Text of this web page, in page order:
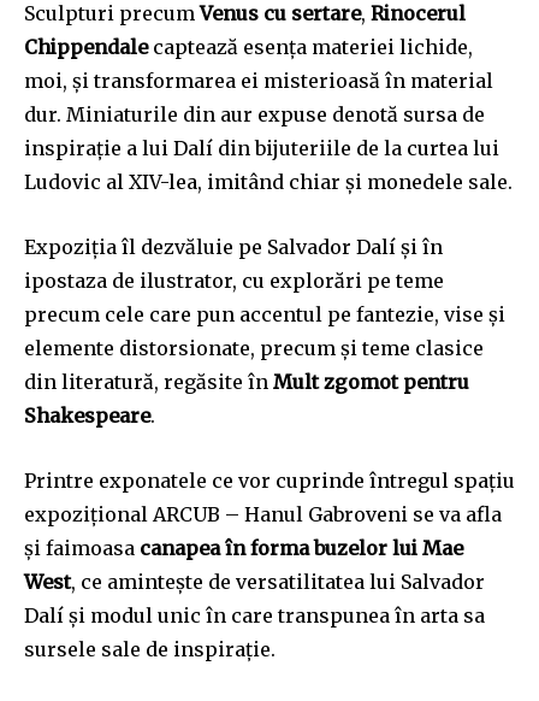
Sculpturi precumVenus cu sertare, Rinocerul
Chippendalecaptează esența materiei lichide,
moi, și transformarea ei misterioasă în material
dur. Miniaturile din aur expuse denotă sursa de
inspirație a lui Dalí din bijuteriile de la curtea lui
Ludovic al XIV-lea, imitând chiar și monedele sale.
Expoziția îl dezvăluie pe Salvador Dalí și în
ipostaza de ilustrator, cu explorări pe teme
precum cele care pun accentul pe fantezie, vise și
elemente distorsionate, precum și teme clasice
din literatură, regăsite în Mult zgomot pentru
Shakespeare.
Printre exponatele ce vor cuprinde întregul spațiu
expozițional ARCUB – Hanul Gabroveni se va afla
și faimoasa canapea în forma buzelor lui Mae
West, ce amintește de versatilitatea lui Salvador
Dalí și modul unic în care transpunea în arta sa
sursele sale de inspirație.